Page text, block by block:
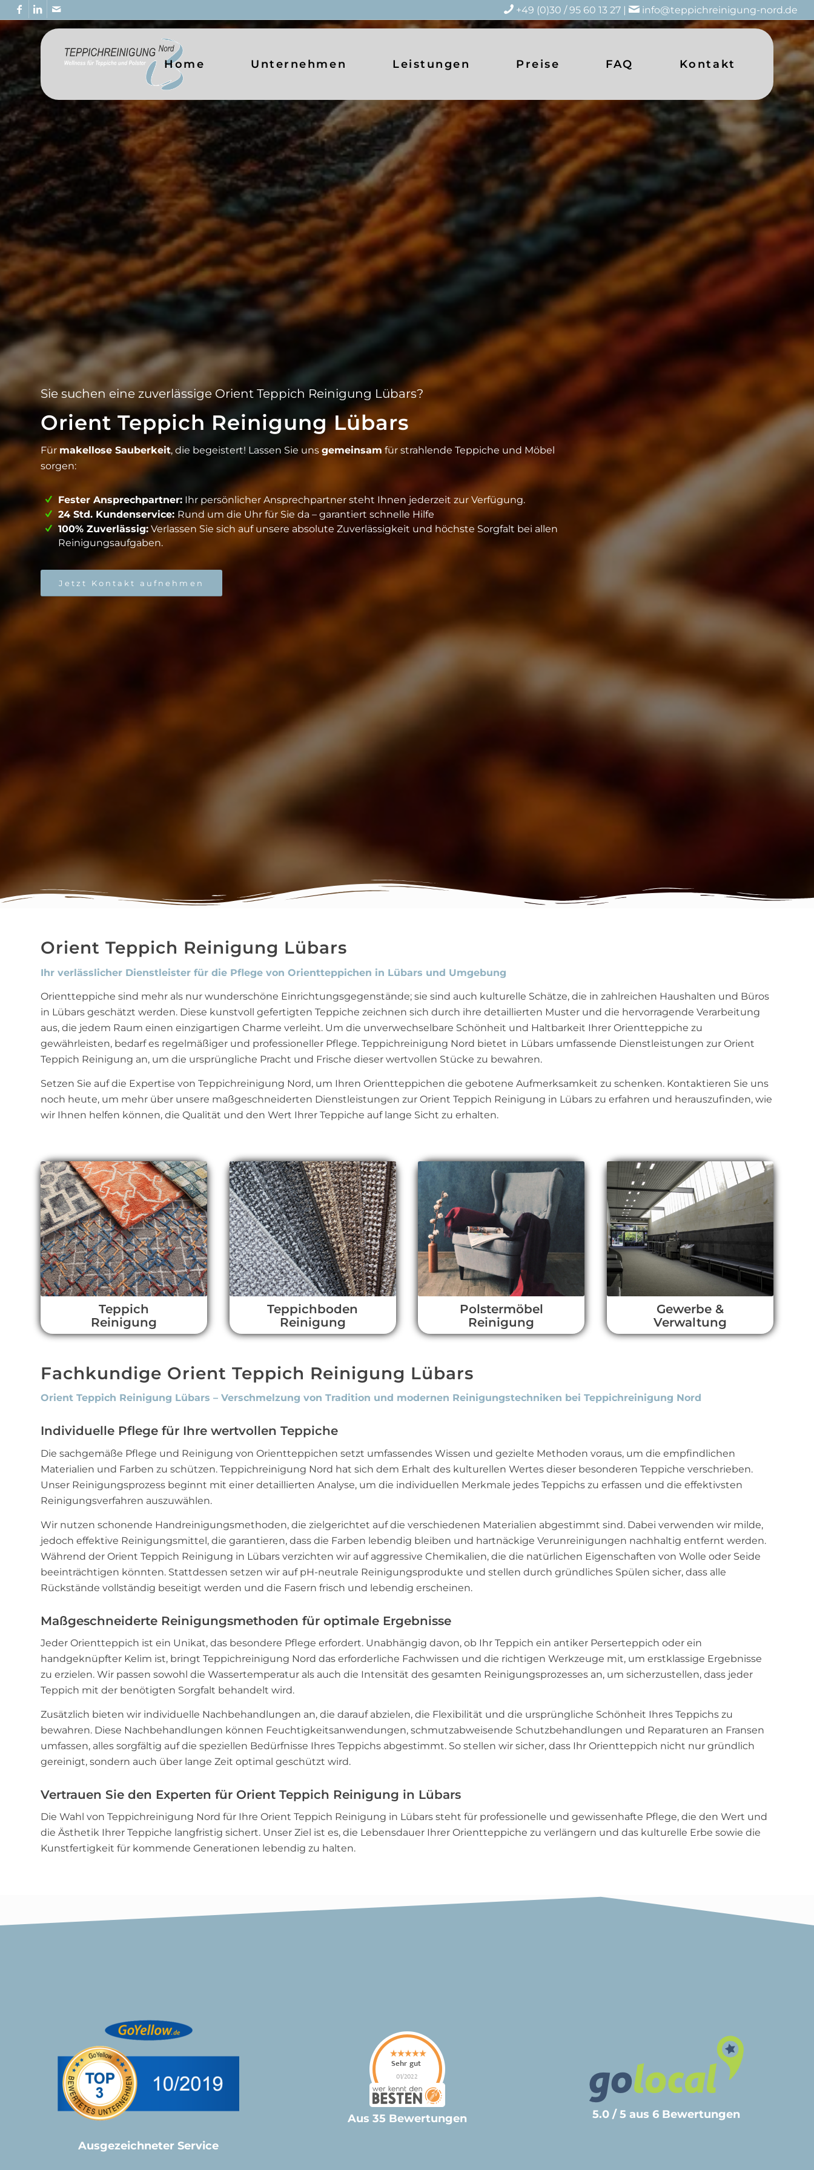
+49 (0)30 / 95 60 13 27 | info@teppichreinigung-nord.de
Home Unternehmen Leistungen Preise FAQ Kontakt
Sie suchen eine zuverlässige Orient Teppich Reinigung Lübars?
Orient Teppich Reinigung Lübars
Für makellose Sauberkeit, die begeistert! Lassen Sie uns gemeinsam für strahlende Teppiche und Möbel
sorgen:
Fester Ansprechpartner: Ihr persönlicher Ansprechpartner steht Ihnen jederzeit zur Verfügung.
24 Std. Kundenservice:Rund um die Uhr für Sie da – garantiert schnelle Hilfe
100% Zuverlässig: Verlassen Sie sich auf unsere absolute Zuverlässigkeit und höchste Sorgfalt bei allen
Reinigungsaufgaben.
Jetzt Kontakt aufnehmen
Orient Teppich Reinigung Lübars
Ihr verlässlicher Dienstleister für die Pflege von Orientteppichen in Lübars und Umgebung
Orientteppiche sind mehr als nur wunderschöne Einrichtungsgegenstände; sie sind auch kulturelle Schätze, die in zahlreichen Haushalten und Büros
in Lübars geschätzt werden. Diese kunstvoll gefertigten Teppiche zeichnen sich durch ihre detaillierten Muster und die hervorragende Verarbeitung
aus, die jedem Raum einen einzigartigen Charme verleiht. Um die unverwechselbare Schönheit und Haltbarkeit Ihrer Orientteppiche zu
gewährleisten, bedarf es regelmäßiger und professioneller Pflege. Teppichreinigung Nord bietet in Lübars umfassende Dienstleistungen zur Orient
Teppich Reinigung an, um die ursprüngliche Pracht und Frische dieser wertvollen Stücke zu bewahren.
Setzen Sie auf die Expertise von Teppichreinigung Nord, um Ihren Orientteppichen die gebotene Aufmerksamkeit zu schenken. Kontaktieren Sie uns
noch heute, um mehr über unsere maßgeschneiderten Dienstleistungen zur Orient Teppich Reinigung in Lübars zu erfahren und herauszufinden, wie
wir Ihnen helfen können, die Qualität und den Wert Ihrer Teppiche auf lange Sicht zu erhalten.
Teppich
Reinigung
Teppichboden
Reinigung
Polstermöbel
Reinigung
Gewerbe &
Verwaltung
Fachkundige Orient Teppich Reinigung Lübars
Orient Teppich Reinigung Lübars – Verschmelzung von Tradition und modernen Reinigungstechniken bei Teppichreinigung Nord
Individuelle Pflege für Ihre wertvollen Teppiche
Die sachgemäße Pflege und Reinigung von Orientteppichen setzt umfassendes Wissen und gezielte Methoden voraus, um die empfindlichen
Materialien und Farben zu schützen. Teppichreinigung Nord hat sich dem Erhalt des kulturellen Wertes dieser besonderen Teppiche verschrieben.
Unser Reinigungsprozess beginnt mit einer detaillierten Analyse, um die individuellen Merkmale jedes Teppichs zu erfassen und die effektivsten
Reinigungsverfahren auszuwählen.
Wir nutzen schonende Handreinigungsmethoden, die zielgerichtet auf die verschiedenen Materialien abgestimmt sind. Dabei verwenden wir milde,
jedoch effektive Reinigungsmittel, die garantieren, dass die Farben lebendig bleiben und hartnäckige Verunreinigungen nachhaltig entfernt werden.
Während der Orient Teppich Reinigung in Lübars verzichten wir auf aggressive Chemikalien, die die natürlichen Eigenschaften von Wolle oder Seide
beeinträchtigen könnten. Stattdessen setzen wir auf pH-neutrale Reinigungsprodukte und stellen durch gründliches Spülen sicher, dass alle
Rückstände vollständig beseitigt werden und die Fasern frisch und lebendig erscheinen.
Maßgeschneiderte Reinigungsmethoden für optimale Ergebnisse
Jeder Orientteppich ist ein Unikat, das besondere Pflege erfordert. Unabhängig davon, ob Ihr Teppich ein antiker Perserteppich oder ein
handgeknüpfter Kelim ist, bringt Teppichreinigung Nord das erforderliche Fachwissen und die richtigen Werkzeuge mit, um erstklassige Ergebnisse
zu erzielen. Wir passen sowohl die Wassertemperatur als auch die Intensität des gesamten Reinigungsprozesses an, um sicherzustellen, dass jeder
Teppich mit der benötigten Sorgfalt behandelt wird.
Zusätzlich bieten wir individuelle Nachbehandlungen an, die darauf abzielen, die Flexibilität und die ursprüngliche Schönheit Ihres Teppichs zu
bewahren. Diese Nachbehandlungen können Feuchtigkeitsanwendungen, schmutzabweisende Schutzbehandlungen und Reparaturen an Fransen
umfassen, alles sorgfältig auf die speziellen Bedürfnisse Ihres Teppichs abgestimmt. So stellen wir sicher, dass Ihr Orientteppich nicht nur gründlich
gereinigt, sondern auch über lange Zeit optimal geschützt wird.
Vertrauen Sie den Experten für Orient Teppich Reinigung in Lübars
Die Wahl von Teppichreinigung Nord für Ihre Orient Teppich Reinigung in Lübars steht für professionelle und gewissenhafte Pflege, die den Wert und
die Ästhetik Ihrer Teppiche langfristig sichert. Unser Ziel ist es, die Lebensdauer Ihrer Orientteppiche zu verlängern und das kulturelle Erbe sowie die
Kunstfertigkeit für kommende Generationen lebendig zu halten.
Ausgezeichneter Service
Aus 35 Bewertungen 5.0 / 5 aus 6 Bewertungen